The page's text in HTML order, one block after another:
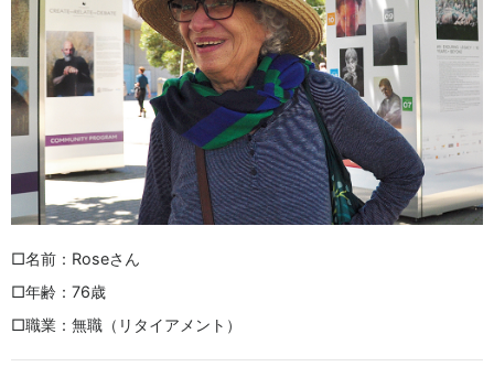
□名前：Roseさん
□年齢：76歳
□職業：無職（リタイアメント）